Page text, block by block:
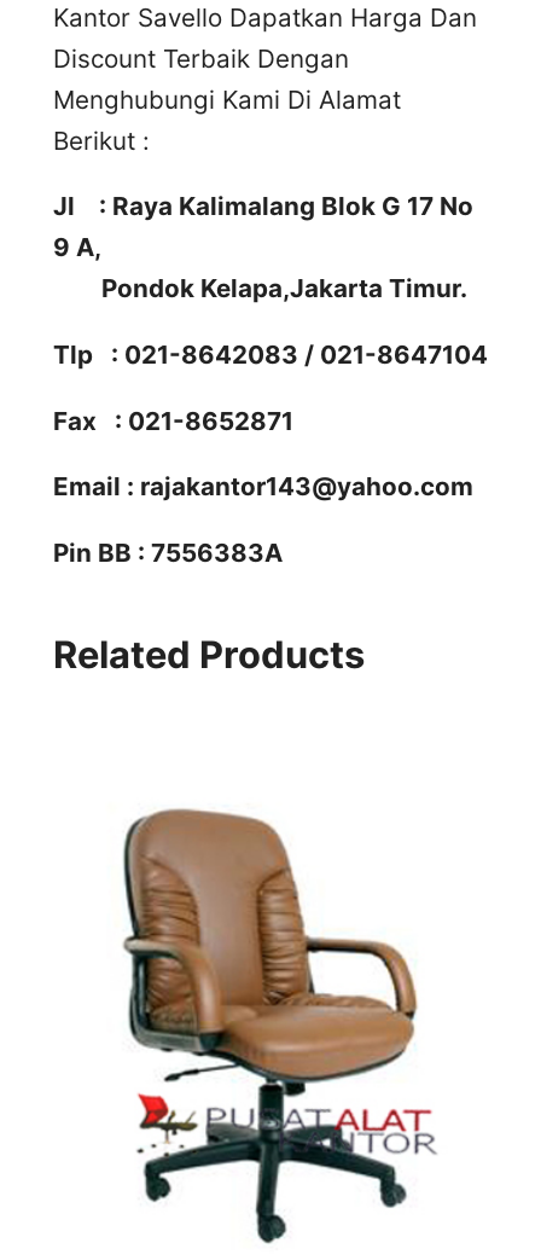
Kantor Savello Dapatkan Harga Dan
Discount Terbaik Dengan
Menghubungi Kami Di Alamat
Berikut :
Jl : Raya Kalimalang Blok G 17 No
9 A,
Pondok Kelapa,Jakarta Timur.
Tlp : 021-8642083 / 021-8647104
Fax : 021-8652871
Email : rajakantor143@yahoo.com
Pin BB : 7556383A
Related Products